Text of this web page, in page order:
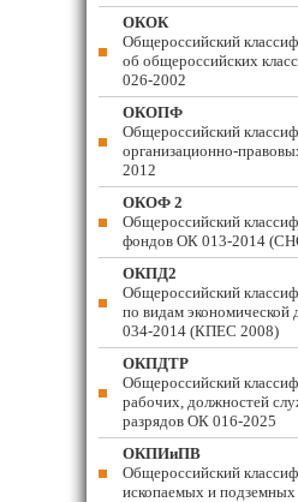
ОКОК
Общероссийский
об общероссийских
026-2002
ОКОПФ
Общероссийский
организационно-
2012
ОКОФ 2
Общероссийский
фондов ОК 013-2014
ОКПД2
Общероссийский
по видам экономической
034-2014 (КПЕС 2008)
ОКПДТР
Общероссийский
рабочих, должностей
разрядов ОК 016-2025
ОКПИиПВ
Общероссийский
ископаемых и